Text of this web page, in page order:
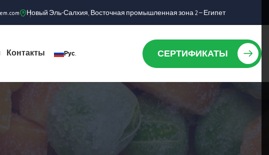
Новый Эль-Салхия, Восточная промышленная зона 2 — Египет
Контакты Рус. СЕРТИФИКАТЫ